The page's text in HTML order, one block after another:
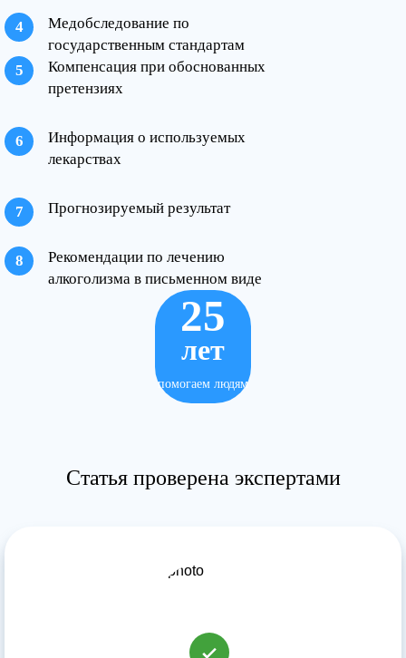
Медобследование по
государственным стандартам
Компенсация при обоснованных
претензиях
Информация о используемых
лекарствах
Прогнозируемый результат
Рекомендации по лечению
алкоголизма в письменном виде
25
лет
помогаем людям
Статья проверена экспертами